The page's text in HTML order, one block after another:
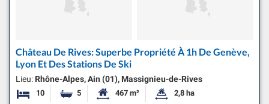
Château De Rives: Superbe Propriété À 1h De Genève,
Lyon Et Des Stations De Ski
Lieu: Rhône-Alpes, Ain (01), Massignieu-de-Rives
10 Chambres
5 Salles de bainsSurface habitable:
467 m² Superficie du terrain:
2,8 ha